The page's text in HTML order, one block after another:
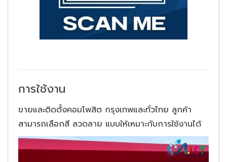
การใช้งาน
ขายและติดตั้งคอมโพสิต กรุงเทพและทั่วไทย ลูกค้า
สามารถเลือกสี ลวดลาย แบบให้เหมาะกับการใช้งานได้